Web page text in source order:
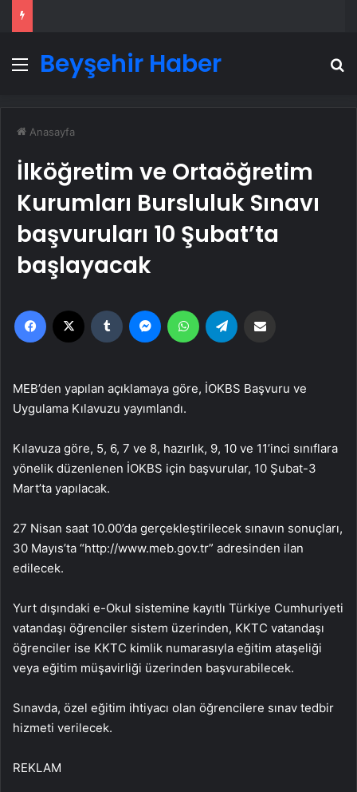
Menü
Beyşehir Haber
Anasayfa
İlköğretim ve Ortaöğretim
Kurumları Bursluluk Sınavı
başvuruları 10 Şubat’ta
başlayacak
Facebook Tumblr MessengerWhatsApp
MEB’den yapılan açıklamaya göre, İOKBS Başvuru ve
Uygulama Kılavuzu yayımlandı.
Kılavuza göre, 5, 6, 7 ve 8, hazırlık, 9, 10 ve 11’inci sınıflara
yönelik düzenlenen İOKBS için başvurular, 10 Şubat-3
Mart’ta yapılacak.
27 Nisan saat 10.00’da gerçekleştirilecek sınavın sonuçları,
30 Mayıs’ta “http://www.meb.gov.tr” adresinden ilan
edilecek.
Yurt dışındaki e-Okul sistemine kayıtlı Türkiye Cumhuriyeti
vatandaşı öğrenciler sistem üzerinden, KKTC vatandaşı
öğrenciler ise KKTC kimlik numarasıyla eğitim ataşeliği
veya eğitim müşavirliği üzerinden başvurabilecek.
Sınavda, özel eğitim ihtiyacı olan öğrencilere sınav tedbir
hizmeti verilecek.
REKLAM